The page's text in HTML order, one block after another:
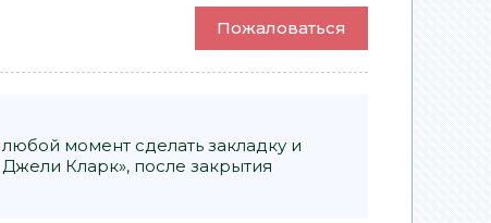
Пожаловаться
момент сделать закладку и
Кларк», после закрытия